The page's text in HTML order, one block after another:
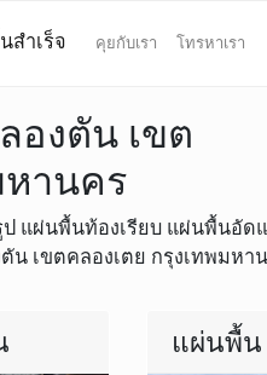
ำเร็จ คุยกับเรา โทรหาเรา
องตัน เขต
หานคร
แผ่นพื้นท้องเรียบ แผ่นพื้นอัด
เขตคลองเตย กรุงเทพมหา
แผ่นพื้น